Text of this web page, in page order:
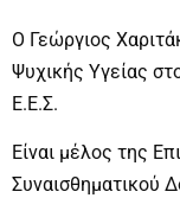
O Γεώργιος
Ψυχικής Υγείας
Ε.Ε.Σ.
Είναι μέλος της
Συναισθηματικού